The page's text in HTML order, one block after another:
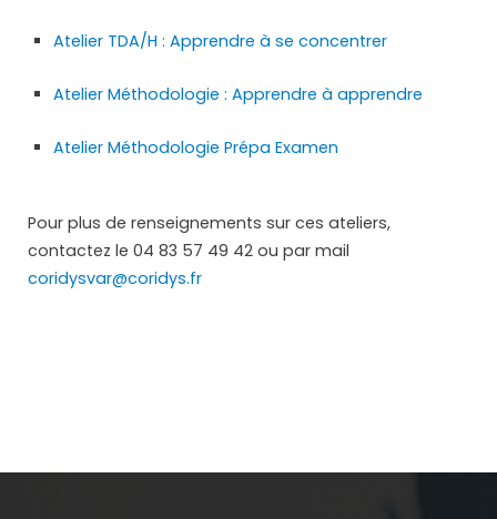
Atelier TDA/H : Apprendre à se concentrer
Atelier Méthodologie : Apprendre à apprendre
Atelier Méthodologie Prépa Examen
Pour plus de renseignements sur ces ateliers,
contactez le 04 83 57 49 42 ou par mail
coridysvar@coridys.fr